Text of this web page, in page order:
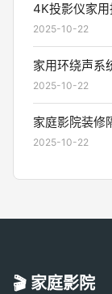
4K投影仪家
2025-10-22
家用环绕声系
2025-10-22
家庭影院装修
2025-10-22
🎬 家庭影院